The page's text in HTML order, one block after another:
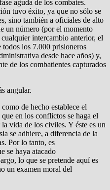
aguda de los combates.
tuvo éxito, ya que no sólo se
sino también a oficiales de alto
un número (por el momento
intercambio anterior, el
los 7.000 prisioneros
desde hace años) y,
de los combatientes capturados
angular.
de hecho establece el
en los conflictos se haga el
vida de los civiles. Y éste es un
se adhiere, a diferencia de la
Por lo tanto, es
se haya atacado
lo que se pretende aquí es
un examen moral del